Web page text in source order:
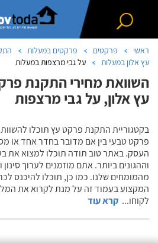
ראשי פרקטים פרקטים במעלות
עץ אלון במעלות
על גבי מרצפות במעלות
השוואת מחירי התקנת
עץ אלון, על גבי מרצפות
בקטגוריית התקנת פרקט עץ תוכלו
פרקט טבעי בין אם מדובר בחדר אחד או
העסק. באתר טוב תודה תוכלו למצוא את
וההגונים ביותר. אתם מוזמנים לערוך
מהמומחים שלנו. כמו כן, תוכלו להיכנס
המקצוע בעמוד זה על מנת לקרוא את
לקוחו... קרא עוד